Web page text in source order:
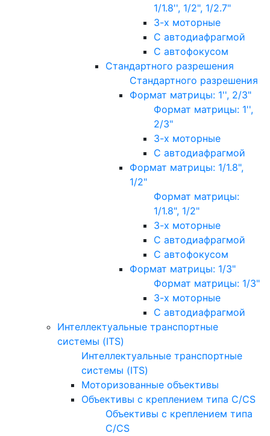
1/1.8'', 1/2", 1/2.7"
3-х моторные
С автодиафрагмой
С автофокусом
Стандартного разрешения
Стандартного разрешения
Формат матрицы: 1'', 2/3"
Формат матрицы: 1'',
2/3"
3-х моторные
С автодиафрагмой
Формат матрицы: 1/1.8",
1/2"
Формат матрицы:
1/1.8", 1/2"
3-х моторные
С автодиафрагмой
С автофокусом
Формат матрицы: 1/3"
Формат матрицы: 1/3"
3-х моторные
С автодиафрагмой
Интеллектуальные транспортные
системы (ITS)
Интеллектуальные транспортные
системы (ITS)
Моторизованные объективы
Объективы с креплением типа C/CS
Объективы с креплением типа
C/CS